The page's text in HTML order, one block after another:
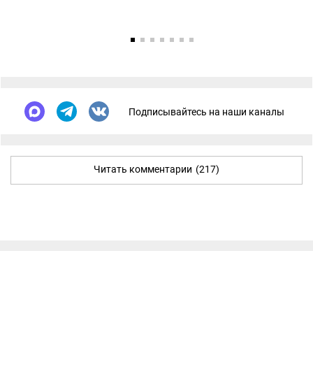
Подписывайтесь на наши каналы
Читать комментарии (217)